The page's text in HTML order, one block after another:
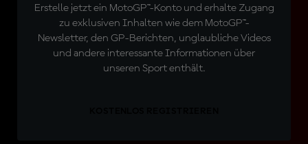
Erstelle jetzt ein MotoGP™-Konto und erhalte Zugang
zu exklusiven Inhalten wie dem MotoGP™-
Newsletter, den GP-Berichten, unglaubliche Videos
und andere interessante Informationen über
unseren Sport enthält.